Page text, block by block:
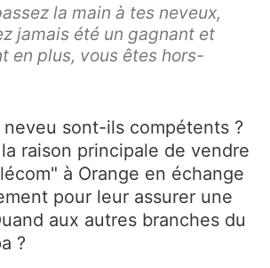
la main à tes neveux,
jamais été un gagnant et
en plus, vous êtes hors-
sont-ils compétents ?
raison principale de vendre
à Orange en échange
pour leur assurer une
aux autres branches du
?